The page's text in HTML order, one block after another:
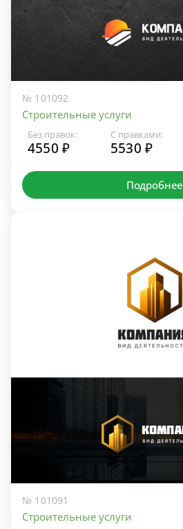
№ 101092
Строительные услуги
Без правок:
4550 ₽
С правками:
5530 ₽
Подробнее
№ 101091
Строительные услуги